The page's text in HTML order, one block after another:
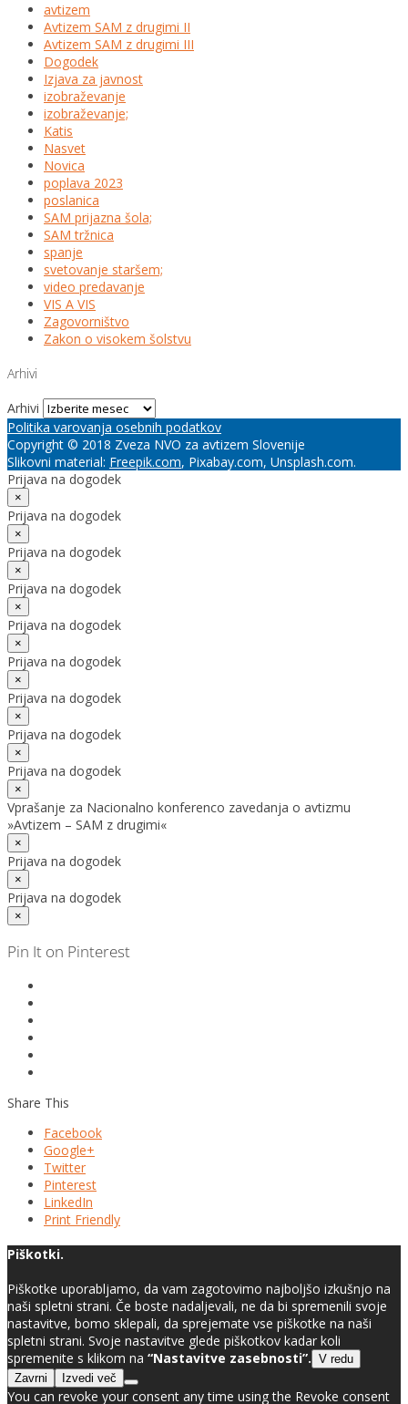
avtizem
Avtizem SAM z drugimi II
Avtizem SAM z drugimi III
Dogodek
Izjava za javnost
izobraževanje
izobraževanje;
Katis
Nasvet
Novica
poplava 2023
poslanica
SAM prijazna šola;
SAM tržnica
spanje
svetovanje staršem;
video predavanje
VIS A VIS
Zagovorništvo
Zakon o visokem šolstvu
Arhivi
Arhivi
Politika varovanja osebnih podatkov
Copyright © 2018 Zveza NVO za avtizem Slovenije
Slikovni material: Freepik.com, Pixabay.com, Unsplash.com.
Prijava na dogodek
×
Prijava na dogodek
×
Prijava na dogodek
×
Prijava na dogodek
×
Prijava na dogodek
×
Prijava na dogodek
×
Prijava na dogodek
×
Prijava na dogodek
×
Prijava na dogodek
×
Vprašanje za Nacionalno konferenco zavedanja o avtizmu
»Avtizem – SAM z drugimi«
×
Prijava na dogodek
×
Prijava na dogodek
×
Pin It on Pinterest
Share This
Facebook
Google+
Twitter
Pinterest
LinkedIn
Print Friendly
Piškotki.
Piškotke uporabljamo, da vam zagotovimo najboljšo izkušnjo na
naši spletni strani. Če boste nadaljevali, ne da bi spremenili svoje
nastavitve, bomo sklepali, da sprejemate vse piškotke na naši
spletni strani. Svoje nastavitve glede piškotkov kadar koli
spremenite s klikom na “Nastavitve zasebnosti”. V redu
Zavrni
Izvedi več
You can revoke your consent any time using the Revoke consent